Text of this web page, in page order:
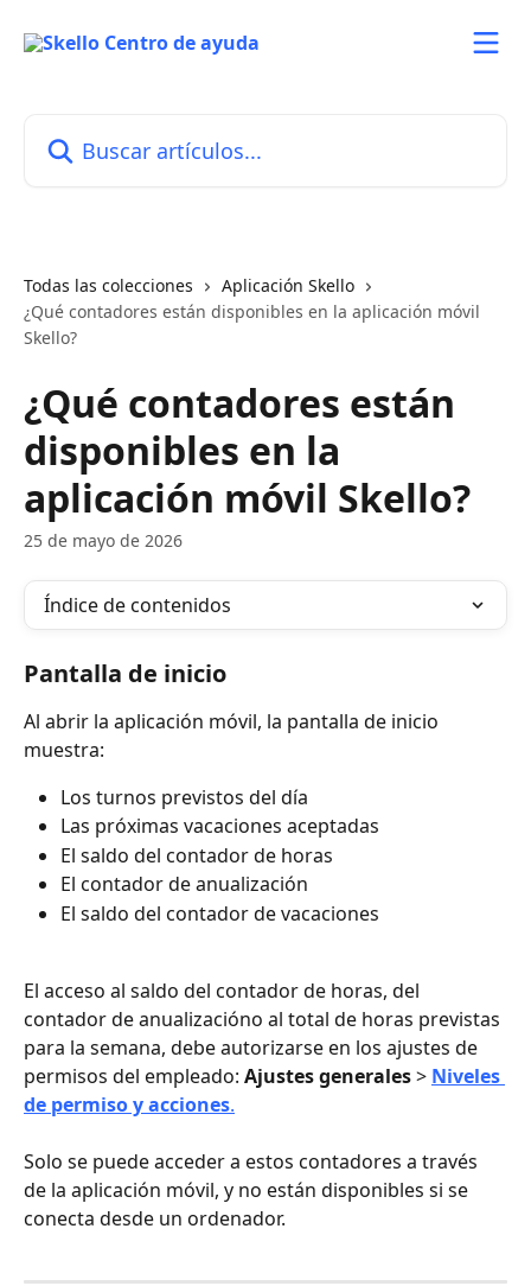
Todas las colecciones
Aplicación Skello
¿Qué contadores están disponibles en la aplicación móvil
Skello?
¿Qué contadores están
disponibles en la
aplicación móvil Skello?
25 de mayo de 2026
Índice de contenidos
Pantalla de inicio
Al abrir la aplicación móvil, la pantalla de inicio
muestra:
Los turnos previstos del día
Las próximas vacaciones aceptadas
El saldo del contador de horas
El contador de anualización
El saldo del contador de vacaciones
El acceso al saldo del contador de horas, del
contador de anualizacióno al total de horas previstas
para la semana, debe autorizarse en los ajustes de
permisos del empleado: Ajustes generales > Niveles
de permiso y acciones.
Solo se puede acceder a estos contadores a través
de la aplicación móvil, y no están disponibles si se
conecta desde un ordenador.